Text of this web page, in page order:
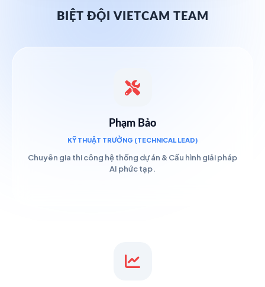
BIỆT ĐỘI VIETCAM TEAM
Phạm Bảo
KỸ THUẬT TRƯỞNG (TECHNICAL LEAD)
Chuyên gia thi công hệ thống dự án & Cấu hình giải pháp
AI phức tạp.